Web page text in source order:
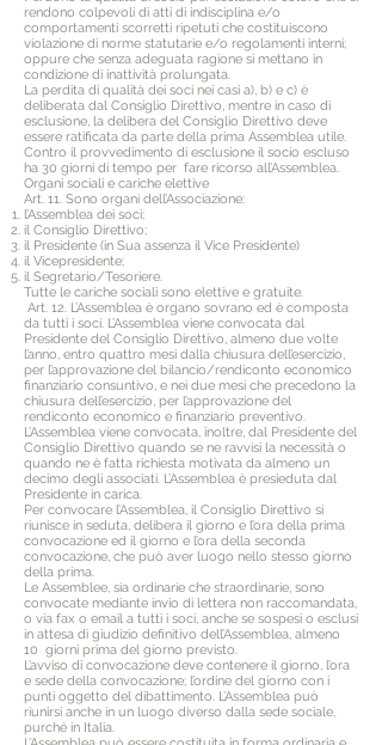
rendono colpevoli di atti di indisciplina e/o
comportamenti scorretti ripetuti che costituiscono
violazione di norme statutarie e/o regolamenti interni;
oppure che senza adeguata ragione si mettano in
condizione di inattività prolungata.
La perdita di qualità dei soci nei casi a), b) e c) è
deliberata dal Consiglio Direttivo, mentre in caso di
esclusione, la delibera del Consiglio Direttivo deve
essere ratificata da parte della prima Assemblea utile.
Contro il provvedimento di esclusione il socio escluso
ha 30 giorni di tempo per fare ricorso all’Assemblea.
Organi sociali e cariche elettive
Art. 11. Sono organi dell’Associazione:
l’Assemblea dei soci;
il Consiglio Direttivo;
il Presidente (in Sua assenza il Vice Presidente)
il Vicepresidente;
il Segretario/Tesoriere.
Tutte le cariche sociali sono elettive e gratuite.
Art. 12. L’Assemblea è organo sovrano ed è composta
da tutti i soci. L’Assemblea viene convocata dal
Presidente del Consiglio Direttivo, almeno due volte
l’anno, entro quattro mesi dalla chiusura dell’esercizio,
per l’approvazione del bilancio/rendiconto economico
finanziario consuntivo, e nei due mesi che precedono la
chiusura dell’esercizio, per l’approvazione del
rendiconto economico e finanziario preventivo.
L’Assemblea viene convocata, inoltre, dal Presidente del
Consiglio Direttivo quando se ne ravvisi la necessità o
quando ne è fatta richiesta motivata da almeno un
decimo degli associati. L’Assemblea è presieduta dal
Presidente in carica.
Per convocare l’Assemblea, il Consiglio Direttivo si
riunisce in seduta, delibera il giorno e l’ora della prima
convocazione ed il giorno e l’ora della seconda
convocazione, che può aver luogo nello stesso giorno
della prima.
Le Assemblee, sia ordinarie che straordinarie, sono
convocate mediante invio di lettera non raccomandata,
o via fax o email a tutti i soci, anche se sospesi o esclusi
in attesa di giudizio definitivo dell’Assemblea, almeno
10 giorni prima del giorno previsto.
L’avviso di convocazione deve contenere il giorno, l’ora
e sede della convocazione; l’ordine del giorno con i
punti oggetto del dibattimento. L’Assemblea può
riunirsi anche in un luogo diverso dalla sede sociale,
purché in Italia.